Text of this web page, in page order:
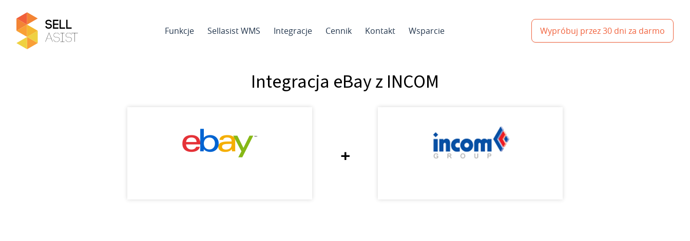
Funkcje Sellasist WMS Integracje Cennik Kontakt Wsparcie Wypróbuj przez 30 dni za darmo
Integracja eBay z INCOM
+